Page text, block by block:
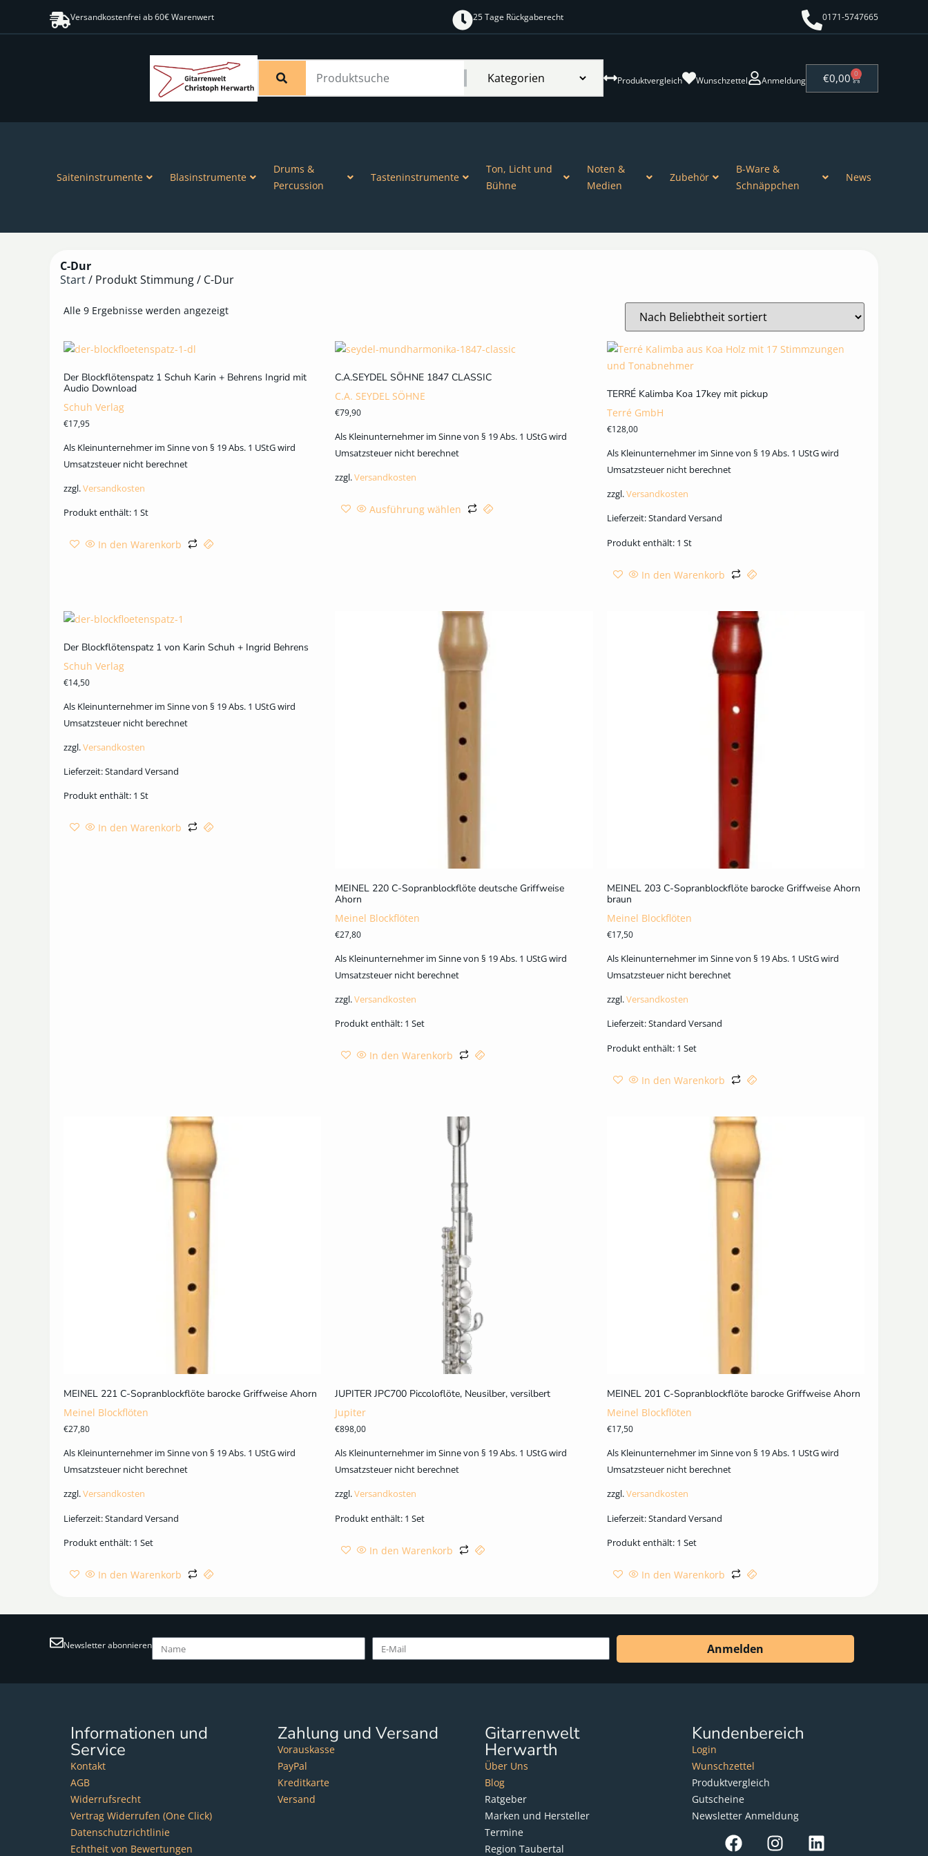
Versandkostenfrei ab 60€ Warenwert 25 Tage Rückgaberecht 0171-5747665
Produktvergleich Wunschzettel Anmeldung €0,00 0
Saiteninstrumente Blasinstrumente
Drums &
Percussion
Tasteninstrumente
Ton, Licht und
Bühne
Noten &
Medien
Zubehör
B-Ware &
Schnäppchen
News
C-Dur
Start/ Produkt Stimmung / C-Dur
Alle 9 Ergebnisse werden angezeigt
Der Blockflötenspatz 1 Schuh Karin + Behrens Ingrid mit
Audio Download
Schuh Verlag
€17,95
Als Kleinunternehmer im Sinne von § 19 Abs. 1 UStG wird
Umsatzsteuer nicht berechnet
zzgl.Versandkosten
Produkt enthält: 1 St
In den Warenkorb
C.A.SEYDEL SÖHNE 1847 CLASSIC
C.A. SEYDEL SÖHNE
€79,90
Als Kleinunternehmer im Sinne von § 19 Abs. 1 UStG wird
Umsatzsteuer nicht berechnet
zzgl.Versandkosten
Ausführung wählen
TERRÉ Kalimba Koa 17key mit pickup
Terré GmbH
€128,00
Als Kleinunternehmer im Sinne von § 19 Abs. 1 UStG wird
Umsatzsteuer nicht berechnet
zzgl.Versandkosten
Lieferzeit:Standard Versand
Produkt enthält: 1 St
In den Warenkorb
Der Blockflötenspatz 1 von Karin Schuh + Ingrid Behrens
Schuh Verlag
€14,50
Als Kleinunternehmer im Sinne von § 19 Abs. 1 UStG wird
Umsatzsteuer nicht berechnet
zzgl.Versandkosten
Lieferzeit:Standard Versand
Produkt enthält: 1 St
In den Warenkorb
MEINEL 220 C-Sopranblockflöte deutsche Griffweise
Ahorn
Meinel Blockflöten
€27,80
Als Kleinunternehmer im Sinne von § 19 Abs. 1 UStG wird
Umsatzsteuer nicht berechnet
zzgl.Versandkosten
Produkt enthält: 1Set
In den Warenkorb
MEINEL 203 C-Sopranblockflöte barocke Griffweise Ahorn
braun
Meinel Blockflöten
€17,50
Als Kleinunternehmer im Sinne von § 19 Abs. 1 UStG wird
Umsatzsteuer nicht berechnet
zzgl.Versandkosten
Lieferzeit:Standard Versand
Produkt enthält: 1 Set
In den Warenkorb
MEINEL 221 C-Sopranblockflöte barocke Griffweise Ahorn
Meinel Blockflöten
€27,80
Als Kleinunternehmer im Sinne von § 19 Abs. 1 UStG wird
Umsatzsteuer nicht berechnet
zzgl.Versandkosten
Lieferzeit:Standard Versand
Produkt enthält: 1 Set
In den Warenkorb
JUPITER JPC700 Piccoloflöte, Neusilber, versilbert
Jupiter
€898,00
Als Kleinunternehmer im Sinne von § 19 Abs. 1 UStG wird
Umsatzsteuer nicht berechnet
zzgl.Versandkosten
Produkt enthält: 1Set
In den Warenkorb
MEINEL 201 C-Sopranblockflöte barocke Griffweise Ahorn
Meinel Blockflöten
€17,50
Als Kleinunternehmer im Sinne von § 19 Abs. 1 UStG wird
Umsatzsteuer nicht berechnet
zzgl.Versandkosten
Lieferzeit:Standard Versand
Produkt enthält: 1 Set
In den Warenkorb
Newsletter abonnieren Anmelden
Informationen und
Service
Kontakt
AGB
Widerrufsrecht
Vertrag Widerrufen (One Click)
Datenschutzrichtlinie
Echtheit von Bewertungen
Zahlung und Versand
Vorauskasse
PayPal
Kreditkarte
Versand
Gitarrenwelt
Herwarth
Über Uns
Blog
Ratgeber
Marken und Hersteller
Termine
Region Taubertal
Kundenbereich
Login
Wunschzettel
Produktvergleich
Gutscheine
Newsletter Anmeldung